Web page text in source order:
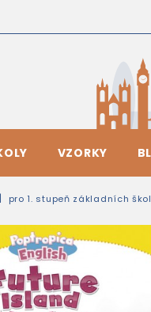
VZORKY
pro 1. stupeň základních škol